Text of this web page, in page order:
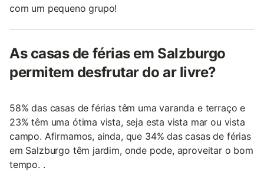
com um pequeno grupo!
As casas de férias em Salzburgo
permitem desfrutar do ar livre?
58% das casas de férias têm uma varanda e terraço e
23% têm uma ótima vista, seja esta vista mar ou vista
campo. Afirmamos, ainda, que 34% das casas de férias
em Salzburgo têm jardim, onde pode, aproveitar o bom
tempo. .